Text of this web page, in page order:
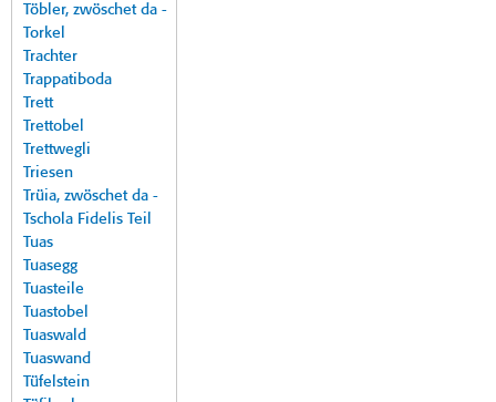
Töbler, zwöschet da -
Torkel
Trachter
Trappatiboda
Trett
Trettobel
Trettwegli
Triesen
Trüia, zwöschet da -
Tschola Fidelis Teil
Tuas
Tuasegg
Tuasteile
Tuastobel
Tuaswald
Tuaswand
Tüfelstein